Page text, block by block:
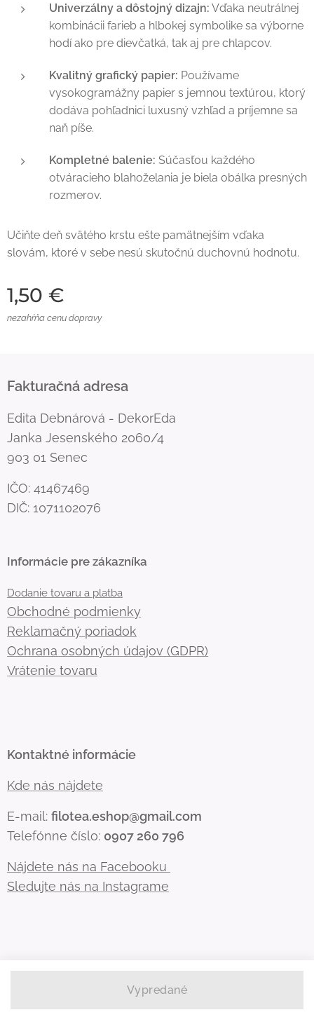
Univerzálny a dôstojný dizajn: Vďaka neutrálnej
kombinácii farieb a hlbokej symbolike sa výborne
hodí ako pre dievčatká, tak aj pre chlapcov.
Kvalitný grafický papier: Používame
vysokogramážny papier s jemnou textúrou, ktorý
dodáva pohľadnici luxusný vzhľad a príjemne sa
naň píše.
Kompletné balenie: Súčasťou každého
otváracieho blahoželania je biela obálka presných
rozmerov.
Učiňte deň svätého krstu ešte pamätnejším vďaka
slovám, ktoré v sebe nesú skutočnú duchovnú hodnotu.
1,50 €
nezahŕňa cenu dopravy
Vypredané
Fakturačná adresa
Edita Debnárová - DekorEda
Janka Jesenského 2060/4
903 01 Senec
IČO: 41467469
DIČ: 1071102076
Informácie pre zákazníka
Dodanie tovaru a platba
Obchodné podmienky
Reklamačný poriadok
Ochrana osobných údajov (GDPR)
Vrátenie tovaru
Kontaktné informácie
Kde nás nájdete
E-mail: filotea.eshop@gmail.com
Telefónne číslo: 0907 260 796
Nájdete nás na Facebooku
Sledujte nás na Instagrame